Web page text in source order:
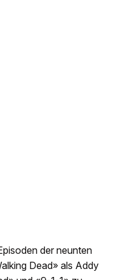
der neunten
Dead» als Addy